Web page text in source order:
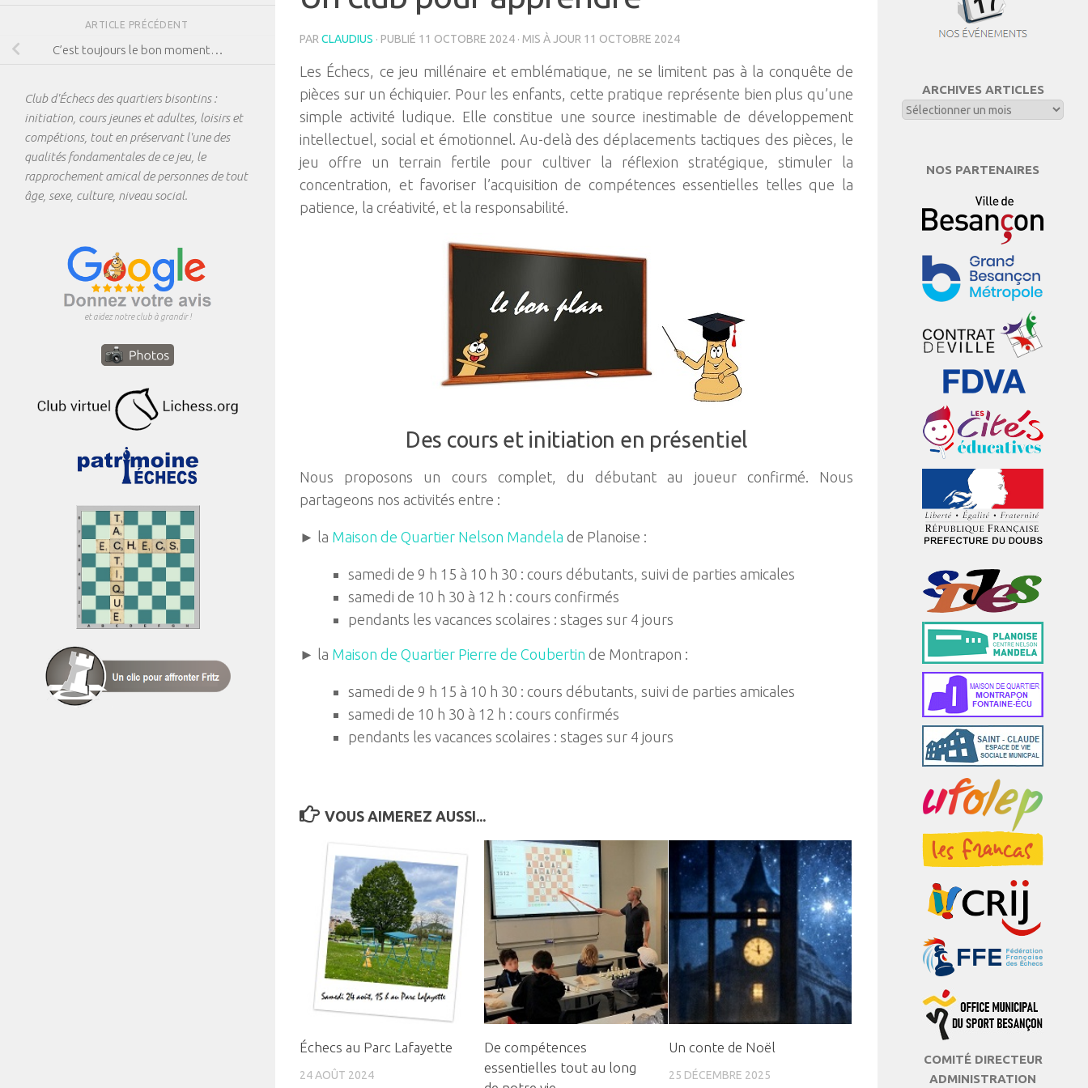
PAR CLAUDIUS · PUBLIÉ 11 OCTOBRE 2024 · MIS À JOUR 11 OCTOBRE 2024
Les Échecs, ce jeu millénaire et emblématique, ne se limitent pas à la conquête de
pièces sur un échiquier. Pour les enfants, cette pratique représente bien plus qu’une
simple activité ludique. Elle constitue une source inestimable de développement
intellectuel, social et émotionnel. Au-delà des déplacements tactiques des pièces, le
jeu offre un terrain fertile pour cultiver la réflexion stratégique, stimuler la
concentration, et favoriser l’acquisition de compétences essentielles telles que la
patience, la créativité, et la responsabilité.
Des cours et initiation en présentiel
Nous proposons un cours complet, du débutant au joueur confirmé. Nous
partageons nos activités entre :
► la Maison de Quartier Nelson Mandela de Planoise :
samedi de 9 h 15 à 10 h 30 : cours débutants, suivi de parties amicales
samedi de 10 h 30 à 12 h : cours confirmés
pendants les vacances scolaires : stages sur 4 jours
► la Maison de Quartier Pierre de Coubertin de Montrapon :
samedi de 9 h 15 à 10 h 30 : cours débutants, suivi de parties amicales
samedi de 10 h 30 à 12 h : cours confirmés
pendants les vacances scolaires : stages sur 4 jours
VOUS AIMEREZ AUSSI...
Échecs au Parc Lafayette
24 AOÛT 2024
De compétences
essentielles tout au long
Un conte de Noël
25 DÉCEMBRE 2025
ARTICLE PRÉCÉDENT
C’est toujours le bon moment…
Club d'Échecs des quartiers bisontins :
initiation, cours jeunes et adultes, loisirs et
compétions, tout en préservant l'une des
qualités fondamentales de ce jeu, le
rapprochement amical de personnes de tout
âge, sexe, culture, niveau social.
et aidez notre club à grandir !
ARCHIVES ARTICLES
NOS PARTENAIRES
COMITÉ DIRECTEUR
ADMINISTRATION